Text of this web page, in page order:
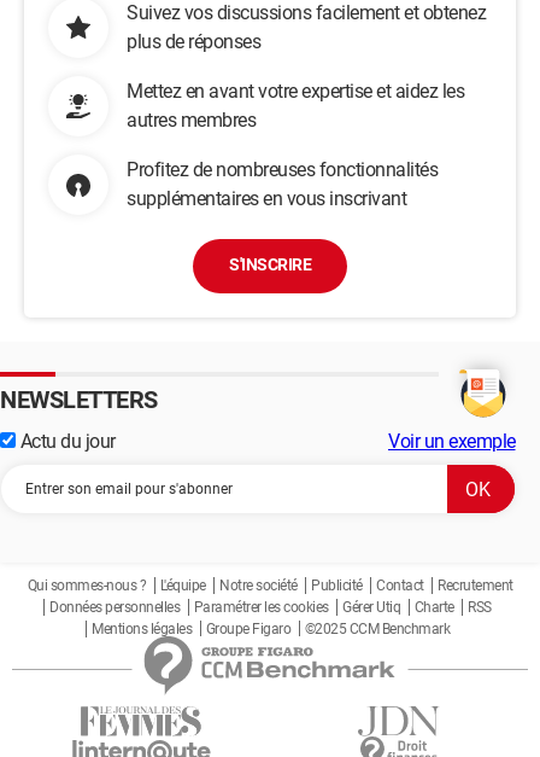
Suivez vos discussions facilement et obtenez
plus de réponses
Mettez en avant votre expertise et aidez les
autres membres
Profitez de nombreuses fonctionnalités
supplémentaires en vous inscrivant
S'INSCRIRE
NEWSLETTERS
Actu du jour Voir un exemple
Qui sommes-nous ? L'équipe Notre société Publicité Contact
Recrutement
Données personnelles
Paramétrer les cookies Gérer Utiq Charte
RSS
Mentions légales
Groupe Figaro ©2025 CCM Benchmark